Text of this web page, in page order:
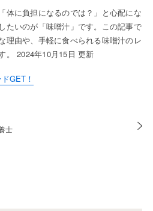
体に負担になるのでは？」と心配にな
たいのが「味噌汁」です。この記事で
理由や、手軽に食べられる味噌汁のレ
。 2024年10月15日 更新
GET！
士